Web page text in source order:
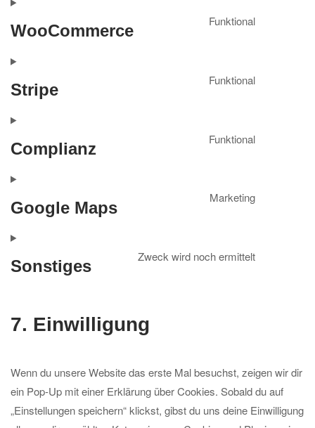
WooCommerce
Funktional
Stripe
Funktional
Complianz
Funktional
Google Maps
Marketing
Sonstiges
Zweck wird noch ermittelt
7. Einwilligung
Wenn du unsere Website das erste Mal besuchst, zeigen wir dir
ein Pop-Up mit einer Erklärung über Cookies. Sobald du auf
„Einstellungen speichern“ klickst, gibst du uns deine Einwilligung